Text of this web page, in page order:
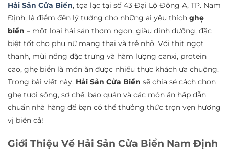
Hải Sản Cửa Biển, tọa lạc tại số 43 Đại Lộ Đông A, TP. Nam
Định, là điểm đến lý tưởng cho những ai yêu thích ghẹ
biển – một loại hải sản thơm ngon, giàu dinh dưỡng, đặc
biệt tốt cho phụ nữ mang thai và trẻ nhỏ. Với thịt ngọt
thanh, mùi nồng đặc trưng và hàm lượng canxi, protein
cao, ghẹ biển là món ăn được nhiều thực khách ưa chuộng.
Trong bài viết này, Hải Sản Cửa Biển sẽ chia sẻ cách chọn
ghẹ tươi sống, sơ chế, bảo quản và các món ăn hấp dẫn
chuẩn nhà hàng để bạn có thể thưởng thức trọn vẹn hương
vị biển cả!
Giới Thiệu Về Hải Sản Cửa Biển Nam Định